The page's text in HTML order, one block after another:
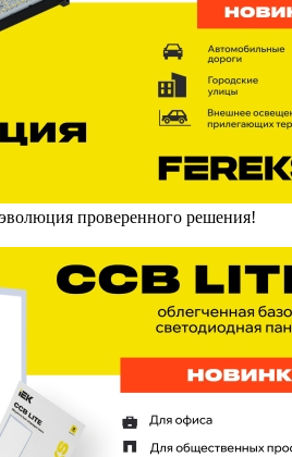
проверенного решения!